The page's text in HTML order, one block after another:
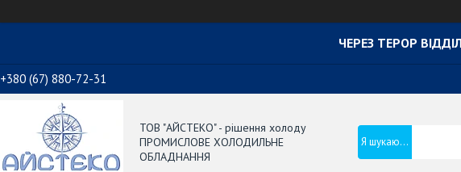
ЧЕРЕЗ ТЕРОР
+380 (67) 880-72-31
ТОВ "АЙСТЕКО" - рішення холоду
ПРОМИСЛОВЕ ХОЛОДИЛЬНЕ
ОБЛАДНАННЯ